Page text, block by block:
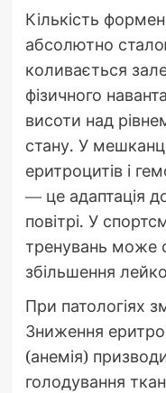
Кількість
абсолютно
коливається
фізичного
висоти над
стану. У
еритроцитів і
— це адаптація
повітрі. У
тренувань може
збільшення
При патологіях
Зниження
(анемія)
голодування